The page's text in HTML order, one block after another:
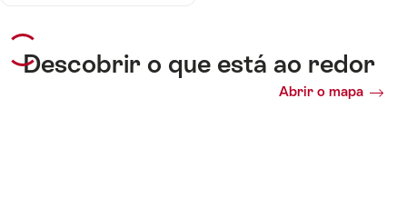
Descobrir o que está ao redor
Abrir o mapa